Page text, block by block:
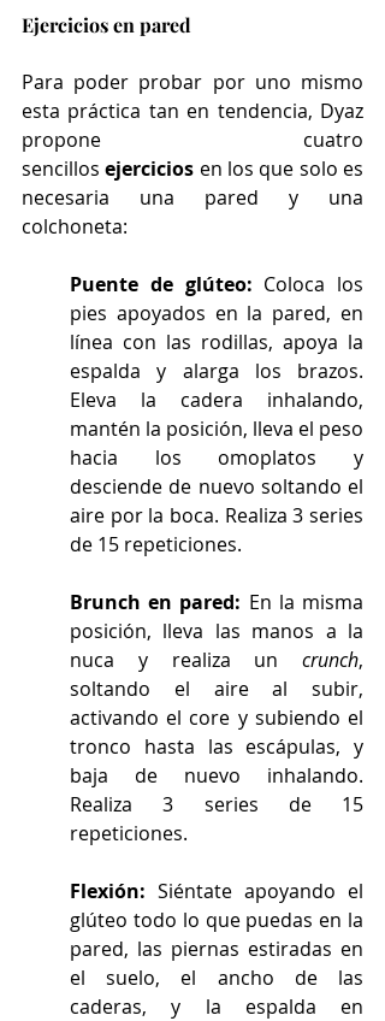
Ejercicios en pared
Para poder probar por uno mismo
esta práctica tan en tendencia, Dyaz
propone cuatro
sencillos ejercicios en los que solo es
necesaria una pared y una
colchoneta:
Puente de glúteo: Coloca los
pies apoyados en la pared, en
línea con las rodillas, apoya la
espalda y alarga los brazos.
Eleva la cadera inhalando,
mantén la posición, lleva el peso
hacia los omoplatos y
desciende de nuevo soltando el
aire por la boca. Realiza 3 series
de 15 repeticiones.
Brunch en pared: En la misma
posición, lleva las manos a la
nuca y realiza un crunch,
soltando el aire al subir,
activando el core y subiendo el
tronco hasta las escápulas, y
baja de nuevo inhalando.
Realiza 3 series de 15
repeticiones.
Flexión: Siéntate apoyando el
glúteo todo lo que puedas en la
pared, las piernas estiradas en
el suelo, el ancho de las
caderas, y la espalda en